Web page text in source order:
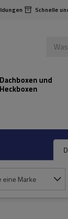
Schnelle
Dachboxen und
Heckboxen
eine Marke